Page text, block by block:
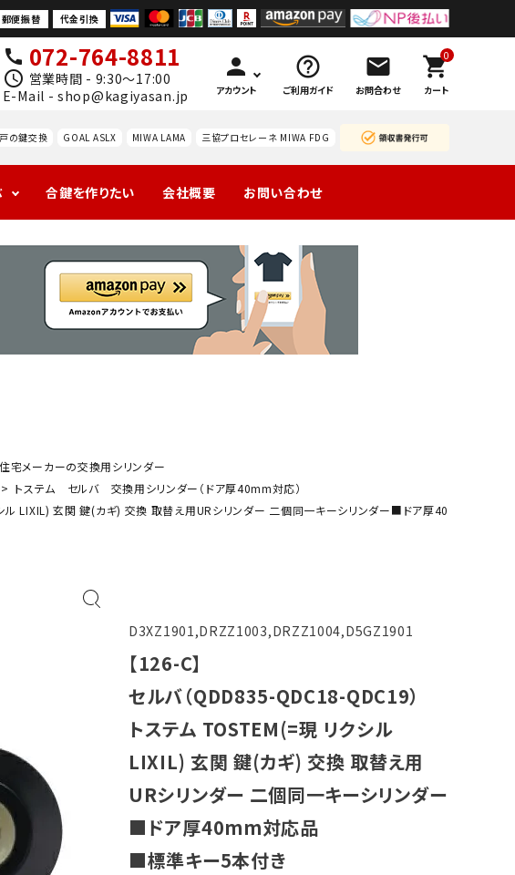
郵便振替 代金引換
call 072-764-8811
schedule 営業時間 - 9:30～17:00
E-Mail - shop@kagiyasan.jp
person
アカウント
help_outline
ご利用ガイド
mail
お問合わせ
0
shopping_cart
カート
の鍵交換 GOAL ASLX MIWA LAMA 三協プロセレーネ MIWA FDG
海外製の玄関 引戸
マンション団地
レバーハン
ドル錠の交
換
レバーハン
ドルのみ交
換
GOAL
技研
WEST レバ
南京錠 認知症対策
防犯サ
ムター
ドアガ
ードプ
ABUS
カギと
合鍵を作りたい 会社概要 お問い合わせ
住宅メーカーの交換用シリンダー
トステム セルバ 交換用シリンダー（ドア厚40mm対応）
ル LIXIL) 玄関 鍵(カギ) 交換 取替え用URシリンダー 二個同一キーシリンダー■ドア厚40
D3XZ1901,DRZZ1003,DRZZ1004,D5GZ1901
【126-C】
セルバ（QDD835-QDC18-QDC19）
トステム TOSTEM(=現 リクシル
LIXIL) 玄関 鍵(カギ) 交換 取替え用
URシリンダー 二個同一キーシリンダー
■ドア厚40mm対応品
■標準キー5本付き